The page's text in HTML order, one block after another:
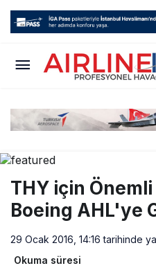
THY için Önemli
Boeing AHL'ye
29 Ocak 2016, 14:16 tarihinde
Okuma süresi